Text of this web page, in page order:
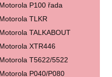
Motorola P100 řada
Motorola TLKR
Motorola TALKABOUT
Motorola XTR446
Motorola T5622/5522
Motorola P040/P080